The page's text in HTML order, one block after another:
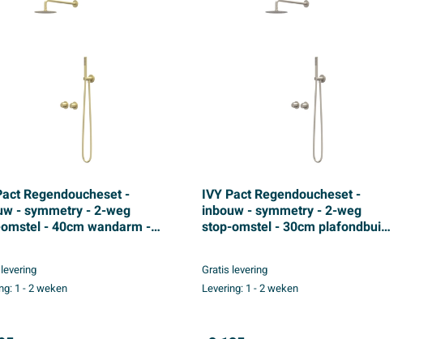
Regendoucheset -
- symmetry - 2-weg
- 40cm wandarm -
- staafmodel
- Geborsteld mat
1 - 2 weken
IVY Pact Regendoucheset -
inbouw - symmetry - 2-weg
stop-omstel - 30cm plafondbuis
doucheslang - satin spray
handdouche - Geborsteld nickel
Gratis levering
Levering: 1 - 2 weken